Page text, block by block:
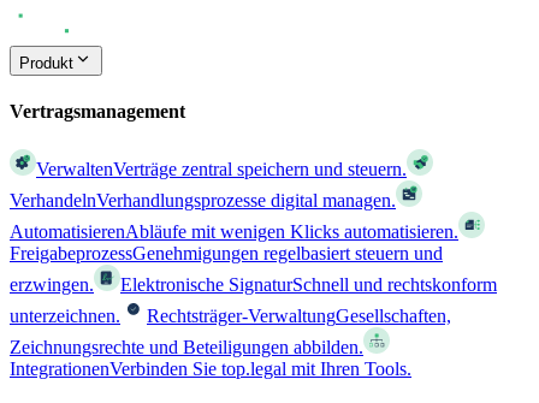
Produkt
Vertragsmanagement
VerwaltenVerträge zentral speichern und steuern.
VerhandelnVerhandlungsprozesse digital managen.
AutomatisierenAbläufe mit wenigen Klicks automatisieren.
FreigabeprozessGenehmigungen regelbasiert steuern und
erzwingen.
Elektronische SignaturSchnell und rechtskonform
unterzeichnen.
Rechtsträger-VerwaltungGesellschaften,
Zeichnungsrechte und Beteiligungen abbilden.
IntegrationenVerbinden Sie top.legal mit Ihren Tools.